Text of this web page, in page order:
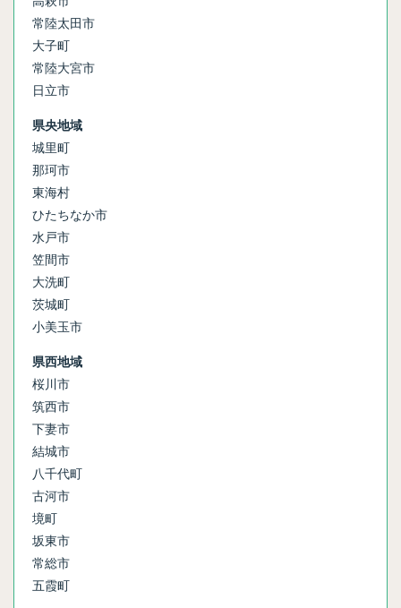
常陸太田市
大子町
常陸大宮市
日立市
県央地域
城里町
那珂市
東海村
ひたちなか市
水戸市
笠間市
大洗町
茨城町
小美玉市
県西地域
桜川市
筑西市
下妻市
結城市
八千代町
古河市
境町
坂東市
常総市
五霞町